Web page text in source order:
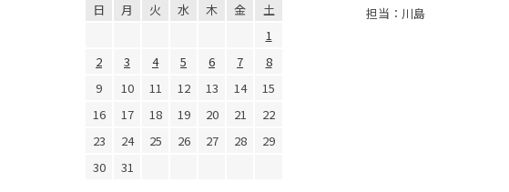
担当：川島
日 月 火 水 木 金
土
1
2
3 4 5 6 7
8
9
10 11 12 13 14
15
16
17 18 19 20 21
22
23
24 25 26 27 28
29
30
31